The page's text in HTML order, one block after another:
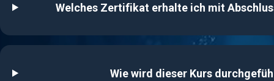
Welches Zertifikat erhalte ich mit
Wie wird dieser Kurs